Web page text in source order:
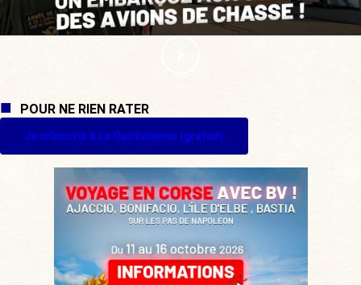
POUR NE RIEN RATER
Je m'inscris à La Quotidienne (gratuit)